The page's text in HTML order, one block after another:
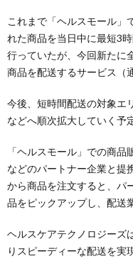
これまで「ヘルスモール」
れた商品を当日中に最短3
行っていたが、今回新たに
商品を配送するサービス（
今後、短時間配送の対象エ
などへ順次拡大していく予定
「ヘルスモール」での商
などのパートナー企業と提
から商品を注文すると、パ
品をピックアップし、配送
ヘルスケアテクノロジーズ
りスピーディーな配送を実